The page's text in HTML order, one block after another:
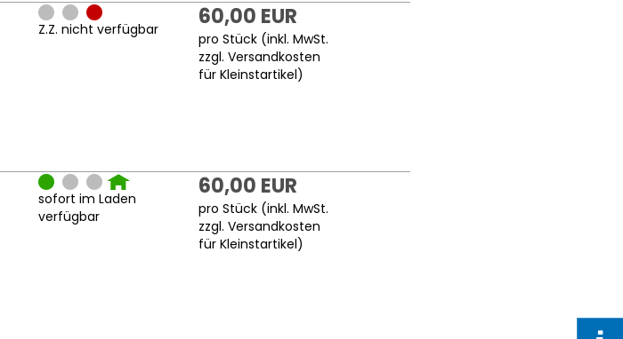
Z.Z. nicht verfügbar 60,00 EUR
pro Stück (inkl. MwSt.
zzgl.Versandkosten
für Kleinstartikel)
sofort im Laden
verfügbar
60,00 EUR
pro Stück (inkl. MwSt.
zzgl.Versandkosten
für Kleinstartikel)